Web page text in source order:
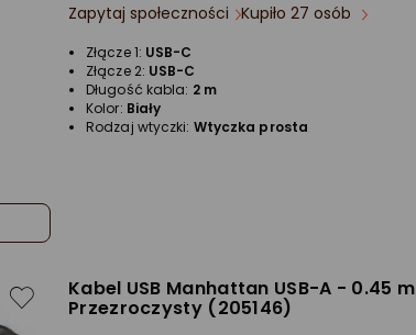
Zapytaj społeczności Kupiło 27 osób
Złącze 1: USB-C
Złącze 2: USB-C
Długość kabla: 2 m
Kolor: Biały
Rodzaj wtyczki: Wtyczka prosta
Kabel USB Manhattan USB-A - 0.45 m
Przezroczysty (205146)